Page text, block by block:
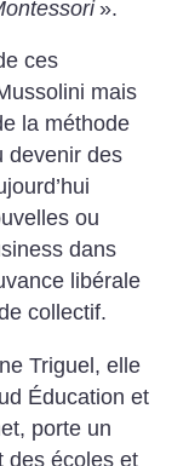
».
ces
mais
la méthode
devenir des
ou
dans
libérale
collectif.
Triguel, elle
Éducation et
porte un
des écoles et